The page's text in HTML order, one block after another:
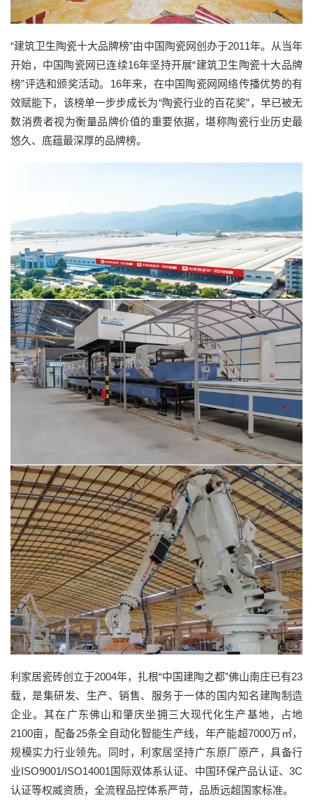
“建筑卫生陶瓷十大品牌榜”由中国陶瓷网创办于2011年。从当年
开始，中国陶瓷网已连续16年坚持开展“建筑卫生陶瓷十大品牌
榜”评选和颁奖活动。16年来，在中国陶瓷网网络传播优势的有
效赋能下，该榜单一步步成长为“陶瓷行业的百花奖”，早已被无
数消费者视为衡量品牌价值的重要依据，堪称陶瓷行业历史最
悠久、底蕴最深厚的品牌榜。
利家居瓷砖创立于2004年，扎根“中国建陶之都”佛山南庄已有23
载，是集研发、生产、销售、服务于一体的国内知名建陶制造
企业。其在广东佛山和肇庆坐拥三大现代化生产基地，占地
2100亩，配备25条全自动化智能生产线，年产能超7000万㎡，
规模实力行业领先。同时，利家居坚持广东原厂原产，具备行
业ISO9001/ISO14001国际双体系认证、中国环保产品认证、3C
认证等权威资质，全流程品控体系严苛，品质远超国家标准。